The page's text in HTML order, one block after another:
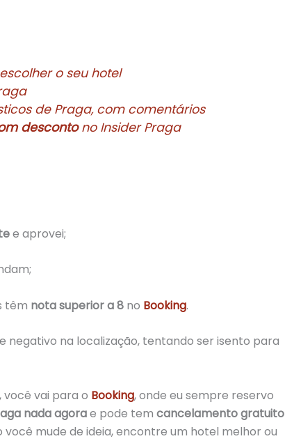
o seu hotel
de Praga, com comentários
descontono Insider Praga
e aprovei;
têm nota superior a 8 no Booking.
negativo na localização, tentando ser isento para
vai para o Booking, onde eu sempre reservo
nada agorae pode tem cancelamento gratuito
você mude de ideia, encontre um hotel melhor ou